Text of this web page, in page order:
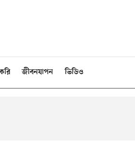
জীবনযাপন ভিডিও